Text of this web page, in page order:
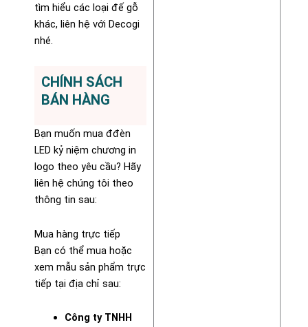
tìm hiểu các loại đế gỗ
khác, liên hệ với Decogi
nhé.
CHÍNH SÁCH
BÁN HÀNG
Bạn muốn mua đđèn
LED kỷ niệm chương in
logo theo yêu cầu? Hãy
liên hệ chúng tôi theo
thông tin sau:
Mua hàng trực tiếp
Bạn có thể mua hoặc
xem mẫu sản phẩm trực
tiếp tại địa chỉ sau:
Công ty TNHH